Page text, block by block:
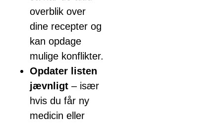
overblik over
dine recepter og
kan opdage
mulige konflikter.
Opdater listen
jævnligt – især
hvis du får ny
medicin eller